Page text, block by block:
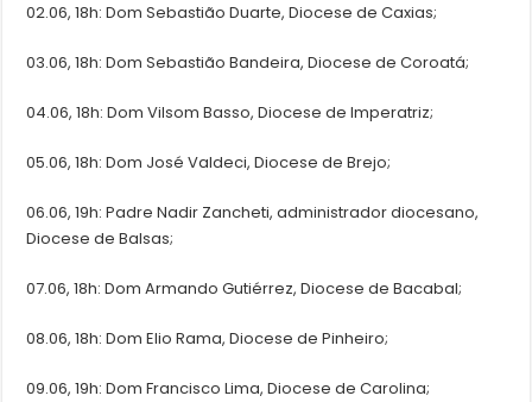
02.06, 18h: Dom Sebastião Duarte, Diocese de Caxias;
03.06, 18h: Dom Sebastião Bandeira, Diocese de Coroatá;
04.06, 18h: Dom Vilsom Basso, Diocese de Imperatriz;
05.06, 18h: Dom José Valdeci, Diocese de Brejo;
06.06, 19h: Padre Nadir Zancheti, administrador diocesano,
Diocese de Balsas;
07.06, 18h: Dom Armando Gutiérrez, Diocese de Bacabal;
08.06, 18h: Dom Elio Rama, Diocese de Pinheiro;
09.06, 19h: Dom Francisco Lima, Diocese de Carolina;